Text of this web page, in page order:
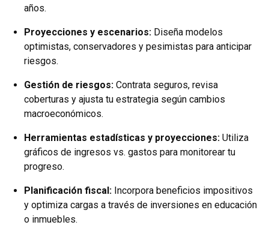
años.
Proyecciones y escenarios: Diseña modelos
optimistas, conservadores y pesimistas para anticipar
riesgos.
Gestión de riesgos: Contrata seguros, revisa
coberturas y ajusta tu estrategia según cambios
macroeconómicos.
Herramientas estadísticas y proyecciones: Utiliza
gráficos de ingresos vs. gastos para monitorear tu
progreso.
Planificación fiscal: Incorpora beneficios impositivos
y optimiza cargas a través de inversiones en educación
o inmuebles.